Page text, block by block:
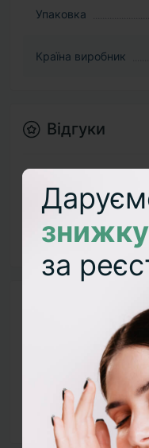
за
Упаковка
Країна виробник
Відгуки
+
Питання та
Додайте питання, і
+